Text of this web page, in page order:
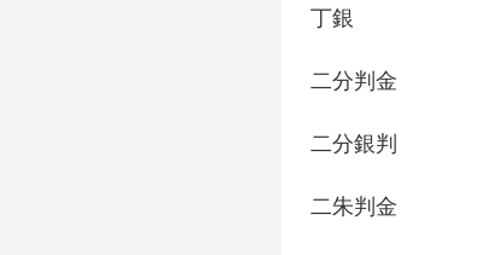
丁銀
二分判金
二分銀判
二朱判金